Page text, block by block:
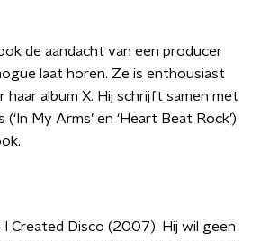
de aandacht van een producer
laat horen. Ze is enthousiast
album X. Hij schrijft samen met
My Arms’ en ‘Heart Beat Rock’)
I Created Disco (2007). Hij wil geen